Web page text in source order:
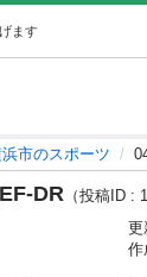
ます
市のスポーツ
DR （投稿ID :
更
作